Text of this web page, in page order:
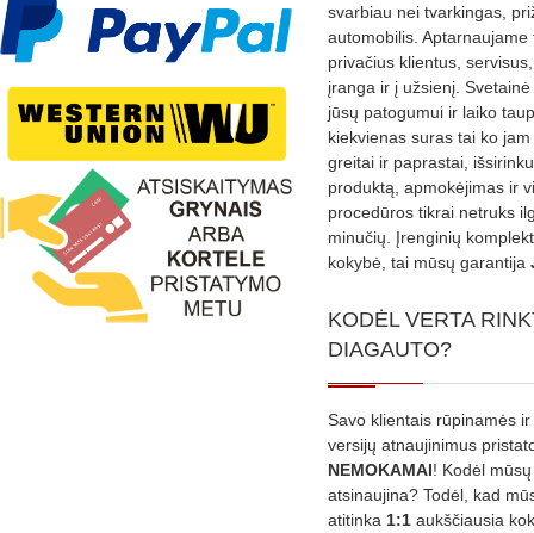
svarbiau nei tvarkingas,
automobilis. Aptarnaujame
privačius klientus,
įranga ir į užsienį.
jūsų patogumui ir laiko
kiekvienas suras tai ko
greitai ir paprastai,
produktą, apmokėjimas ir
procedūros tikrai netruks
minučių. Įrenginių
kokybė, tai mūsų garantija
KODĖL VERTA
DIAGAUTO?
Savo klientais rūpinamės
versijų atnaujinimus
NEMOKAMAI! Kodėl
atsinaujina? Todėl, kad
atitinka 1:1 aukščiausia